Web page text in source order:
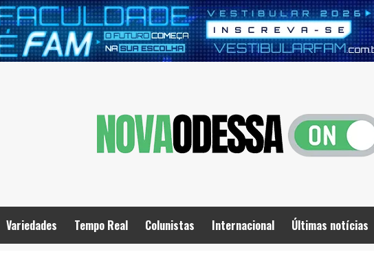
Variedades Tempo Real Colunistas Internacional Últimas notícias